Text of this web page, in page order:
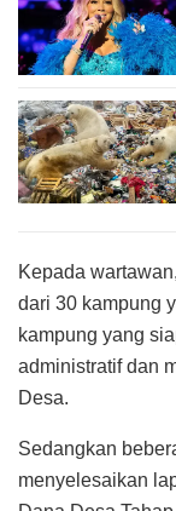
Kepada
dari 30 kampung
kampung yang
administratif dan
Desa.
Sedangkan
menyelesaikan